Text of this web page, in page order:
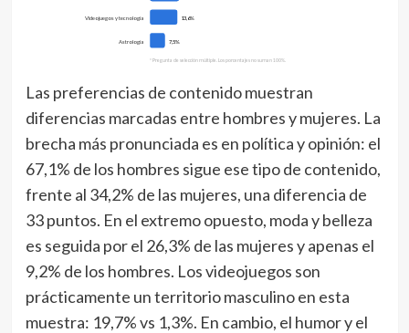
Videojuegos y tecnología 13,6%
Astrología 7,5%
* Pregunta de selección múltiple. Los porcentajes no suman 100%.
Las preferencias de contenido muestran
diferencias marcadas entre hombres y mujeres. La
brecha más pronunciada es en política y opinión: el
67,1% de los hombres sigue ese tipo de contenido,
frente al 34,2% de las mujeres, una diferencia de
33 puntos. En el extremo opuesto, moda y belleza
es seguida por el 26,3% de las mujeres y apenas el
9,2% de los hombres. Los videojuegos son
prácticamente un territorio masculino en esta
muestra: 19,7% vs 1,3%. En cambio, el humor y el